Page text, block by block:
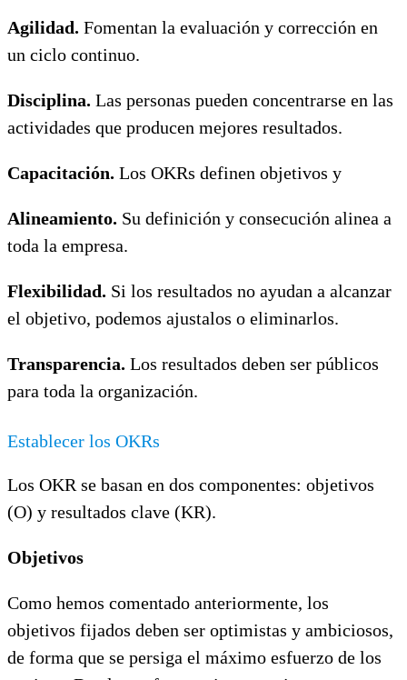
Agilidad. Fomentan la evaluación y corrección en
un ciclo continuo.
Disciplina. Las personas pueden concentrarse en las
actividades que producen mejores resultados.
Capacitación. Los OKRs definen objetivos y
Alineamiento. Su definición y consecución alinea a
toda la empresa.
Flexibilidad. Si los resultados no ayudan a alcanzar
el objetivo, podemos ajustalos o eliminarlos.
Transparencia. Los resultados deben ser públicos
para toda la organización.
Establecer los OKRs
Los OKR se basan en dos componentes: objetivos
(O) y resultados clave (KR).
Objetivos
Como hemos comentado anteriormente, los
objetivos fijados deben ser optimistas y ambiciosos,
de forma que se persiga el máximo esfuerzo de los